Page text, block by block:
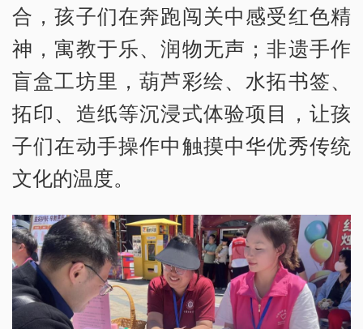
合，孩子们在奔跑闯关中感受红色精
神，寓教于乐、润物无声；非遗手作
盲盒工坊里，葫芦彩绘、水拓书签、
拓印、造纸等沉浸式体验项目，让孩
子们在动手操作中触摸中华优秀传统
文化的温度。